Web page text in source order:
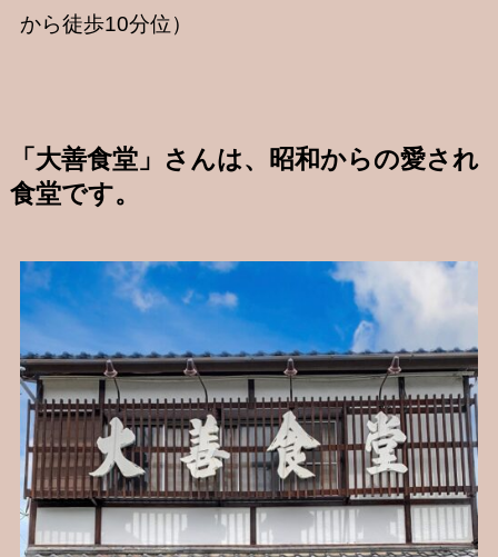
から徒歩10分位）
「大善食堂」さんは、昭和からの愛され
食堂です。